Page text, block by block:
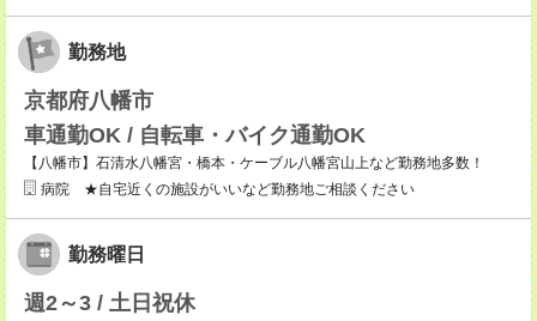
勤務地
京都府八幡市
車通勤OK / 自転車・バイク通勤OK
【八幡市】石清水八幡宮・橋本・ケーブル八幡宮山上など勤務地多数！
病院 ★自宅近くの施設がいいなど勤務地ご相談ください
勤務曜日
週2～3 / 土日祝休